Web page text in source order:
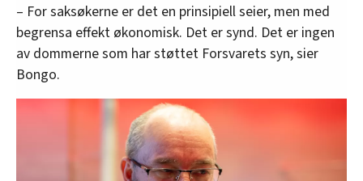
– For saksøkerne er det en prinsipiell seier, men med
begrensa effekt økonomisk. Det er synd. Det er ingen
av dommerne som har støttet Forsvarets syn, sier
Bongo.